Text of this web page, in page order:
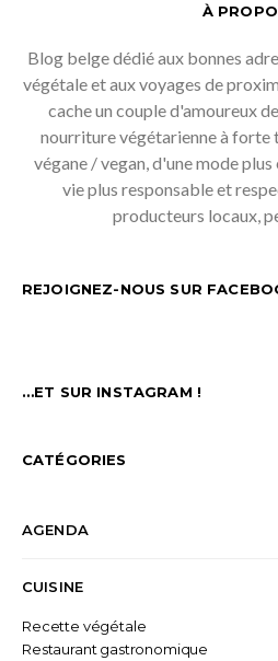
À
Blog belge dédié aux bonnes
végétale et aux voyages de
cache un couple d'amoureux
nourriture végétarienne à forte
végane / vegan, d'une mode
vie plus responsable et
producteurs locaux,
REJOIGNEZ-NOUS SUR
…ET SUR INSTAGRAM !
CATÉGORIES
AGENDA
CUISINE
Recette végétale
Restaurant gastronomique